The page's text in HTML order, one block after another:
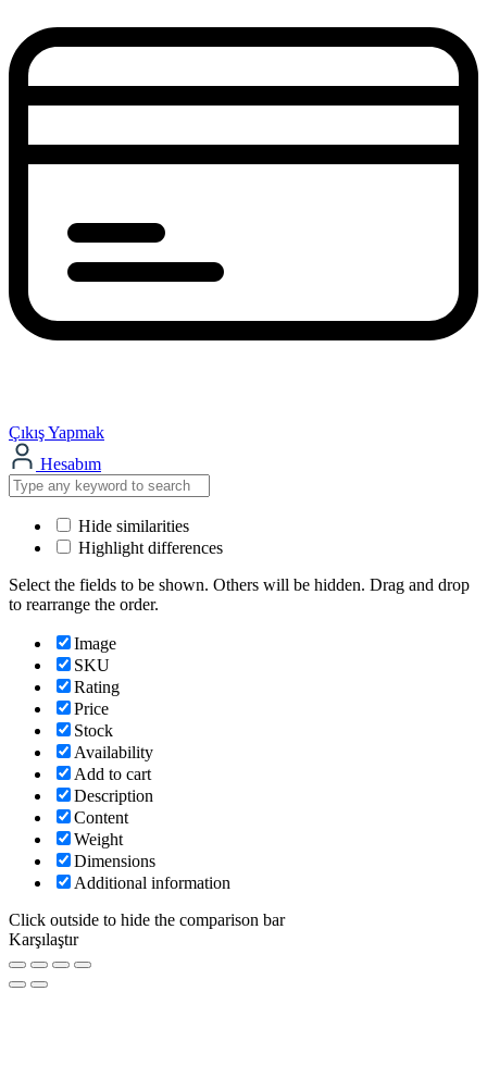
Çıkış Yapmak
Hesabım
Hide similarities
Highlight differences
Select the fields to be shown. Others will be hidden. Drag and drop
to rearrange the order.
Image
SKU
Rating
Price
Stock
Availability
Add to cart
Description
Content
Weight
Dimensions
Additional information
Click outside to hide the comparison bar
Karşılaştır